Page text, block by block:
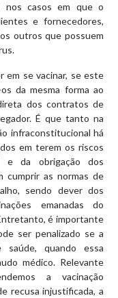
nos casos em que o
e fornecedores,
outros que possuem
em se vacinar, se este
da mesma forma ao
dos contratos de
É que tanto na
infraconstitucional há
em terem os riscos
e da obrigação dos
cumprir as normas de
sendo dever dos
emanadas do
é importante
ser penalizado se a
quando essa
médico. Relevante
a vacinação
recusa injustificada, a